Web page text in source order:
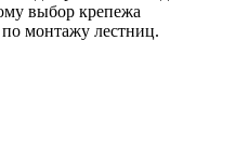
выбор крепежа
по монтажу лестниц.